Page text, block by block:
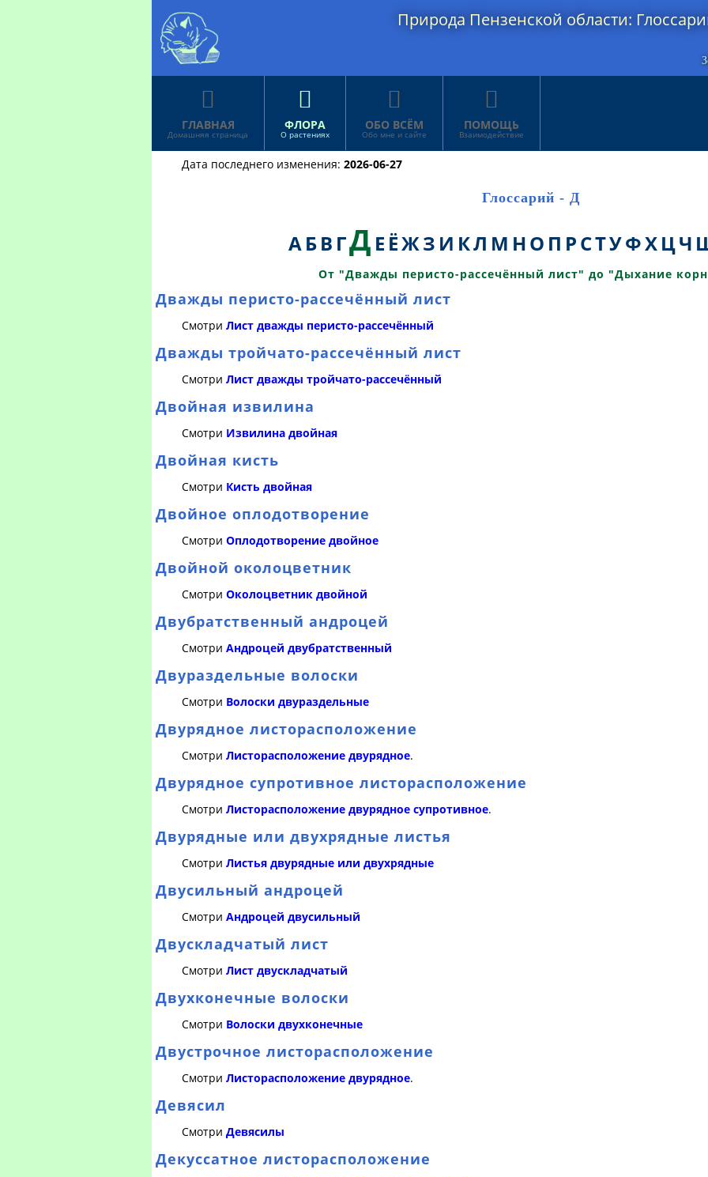
Природа Пензенской области:

ГЛАВНАЯ
Домашняя страница

ФЛОРА
О растениях

ОБО ВСЁМ
Обо мне и сайте

ПОМОЩЬ
Взаимодействие
Дата последнего изменения: 2026-06-27
Глоссарий - Д
АБВ ГД Е ЁЖЗ И КЛ М НО П РСТУФХЦЧ
От "Дважды перисто-рассечённый лист" до "Дыхание
Дважды перисто-рассечённый лист
Смотри Лист дважды перисто-рассечённый
Дважды тройчато-рассечённый лист
Смотри Лист дважды тройчато-рассечённый
Двойная извилина
Смотри Извилина двойная
Двойная кисть
Смотри Кисть двойная
Двойное оплодотворение
Смотри Оплодотворение двойное
Двойной околоцветник
Смотри Околоцветник двойной
Двубратственный андроцей
Смотри Андроцей двубратственный
Двураздельные волоски
Смотри Волоски двураздельные
Двурядное листорасположение
Смотри Листорасположение двурядное.
Двурядное супротивное листорасположение
Смотри Листорасположение двурядное супротивное.
Двурядные или двухрядные листья
Смотри Листья двурядные или двухрядные
Двусильный андроцей
Смотри Андроцей двусильный
Двускладчатый лист
Смотри Лист двускладчатый
Двухконечные волоски
Смотри Волоски двухконечные
Двустрочное листорасположение
Смотри Листорасположение двурядное.
Девясил
Смотри Девясилы
Декуссатное листорасположение